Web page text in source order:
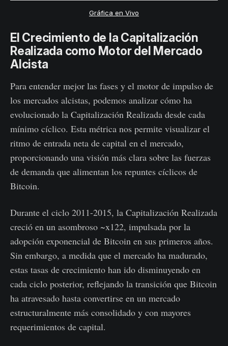
Gráfica en Vivo
El Crecimiento de la Capitalización
Realizada como Motor del Mercado
Alcista
Para entender mejor las fases y el motor de impulso de
los mercados alcistas, podemos analizar cómo ha
evolucionado la Capitalización Realizada desde cada
mínimo cíclico. Esta métrica nos permite visualizar el
ritmo de entrada neta de capital en el mercado,
proporcionando una visión más clara sobre las fuerzas
de demanda que alimentan los repuntes cíclicos de
Bitcoin.
Durante el ciclo 2011-2015, la Capitalización Realizada
creció en un asombroso ~x122, impulsada por la
adopción exponencial de Bitcoin en sus primeros años.
Sin embargo, a medida que el mercado ha madurado,
estas tasas de crecimiento han ido disminuyendo en
cada ciclo posterior, reflejando la transición que Bitcoin
ha atravesado hasta convertirse en un mercado
estructuralmente más consolidado y con mayores
requerimientos de capital.